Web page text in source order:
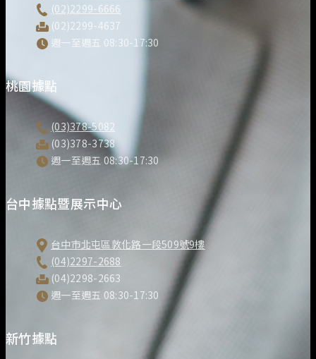
(02)2299-6666
(02)2299-4637
週一至週五 08:30-17:30
桃園據點
(03)378-5082
(03)378-3738
週一至週五 08:30-17:30
台中據點暨展示中心
台中市北屯區敦化路一段509號9樓
(04)2297-2688
(04)2298-2663
週一至週五 08:30-17:30
新竹據點